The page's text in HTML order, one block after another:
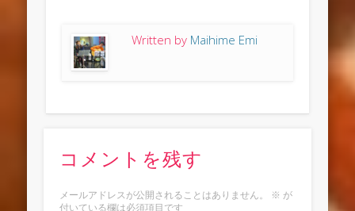
Written by Maihime Emi
コメントを残す
メールアドレスが公開されることはありません。 ※ が
付いている欄は必須項目です